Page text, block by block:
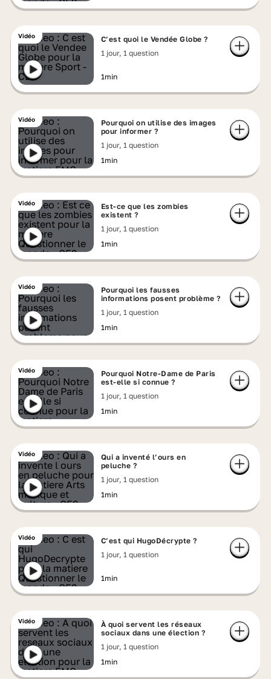
Vidéo
C’est quoi le Vendée Globe ?
1 jour, 1 question
1min
Vidéo
Pourquoi on utilise des images
pour informer ?
1 jour, 1 question
1min
Vidéo
Est-ce que les zombies
existent ?
1 jour, 1 question
1min
Vidéo
Pourquoi les fausses
informations posent problème ?
1 jour, 1 question
1min
Vidéo
Pourquoi Notre-Dame de Paris
est-elle si connue ?
1 jour, 1 question
1min
Vidéo
Qui a inventé l’ours en
peluche ?
1 jour, 1 question
1min
Vidéo
C’est qui HugoDécrypte ?
1 jour, 1 question
1min
Vidéo
À quoi servent les réseaux
sociaux dans une élection ?
1 jour, 1 question
1min